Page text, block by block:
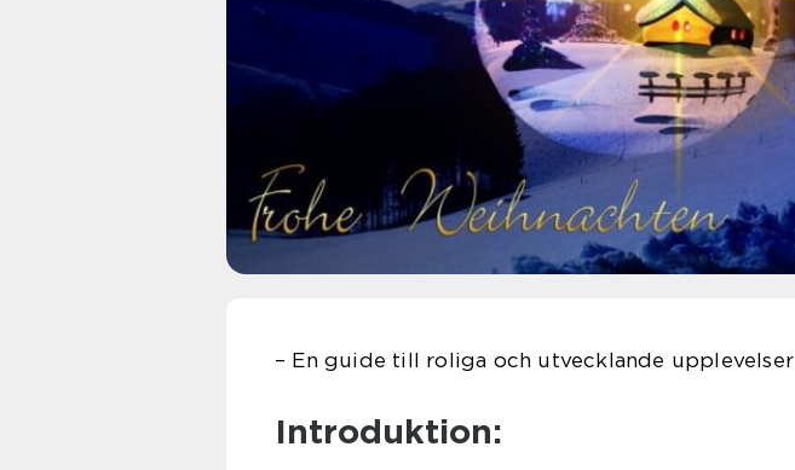
– En guide till roliga och utvecklande upplevelser
Introduktion: